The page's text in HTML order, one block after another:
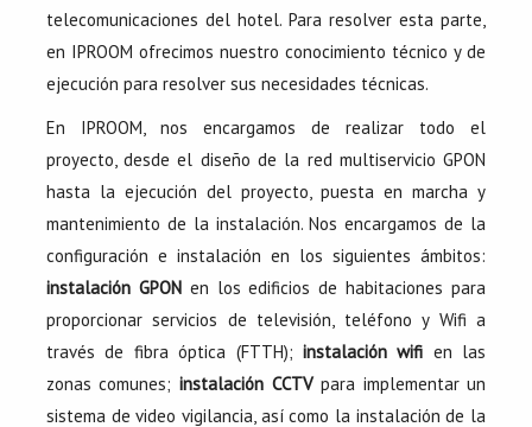
telecomunicaciones del hotel. Para resolver esta parte,
en IPROOM ofrecimos nuestro conocimiento técnico y de
ejecución para resolver sus necesidades técnicas.
En IPROOM, nos encargamos de realizar todo el
proyecto, desde el diseño de la red multiservicio GPON
hasta la ejecución del proyecto, puesta en marcha y
mantenimiento de la instalación. Nos encargamos de la
configuración e instalación en los siguientes ámbitos:
instalación GPONen los edificios de habitaciones para
proporcionar servicios de televisión, teléfono y Wifi a
través de fibra óptica (FTTH); instalación wifi en las
zonas comunes; instalación CCTVpara implementar un
sistema de video vigilancia, así como la instalación de la